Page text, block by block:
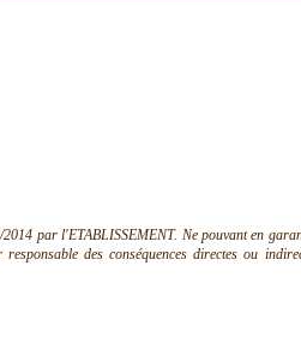
par l'ETABLISSEMENT. Ne pouvant en
des conséquences directes ou